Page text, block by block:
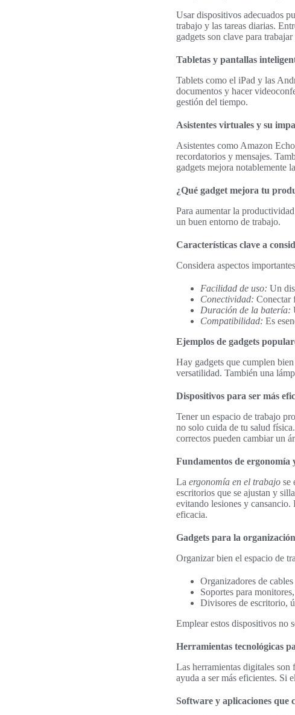
Usar dispositivos adecuados
trabajo y las tareas diarias.
gadgets son clave para
Tabletas y pantallas
Tablets como el iPad y las
documentos y hacer
gestión del tiempo.
Asistentes virtuales y su
Asistentes como Amazon
recordatorios y mensajes.
gadgets mejora notablemente
¿Qué gadget mejora tu
Para aumentar la
un buen entorno de trabajo.
Características clave a
Considera aspectos
Facilidad de uso: Un
Conectividad: Conectar
Duración de la batería:
Compatibilidad: Es
Ejemplos de gadgets
Hay gadgets que cumplen
versatilidad. También una
Dispositivos para ser más
Tener un espacio de trabajo
no solo cuida de tu salud
correctos pueden cambiar un
Fundamentos de ergonomía
La ergonomía en el trabajo se
escritorios que se ajustan y
evitando lesiones y cansancio.
eficacia.
Gadgets para la
Organizar bien el espacio de
Organizadores de
Soportes para
Divisores de escritorio,
Emplear estos dispositivos no
Herramientas tecnológicas
Las herramientas digitales son
ayuda a ser más eficientes. Si
Software y aplicaciones que